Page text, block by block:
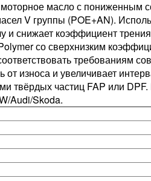
моторное масло с пониженным
V группы (POE+AN).
снижает коэффициент
со сверхнизким
требованиям
износа и увеличивает
твёрдых частиц FAP или
Audi/Skoda.